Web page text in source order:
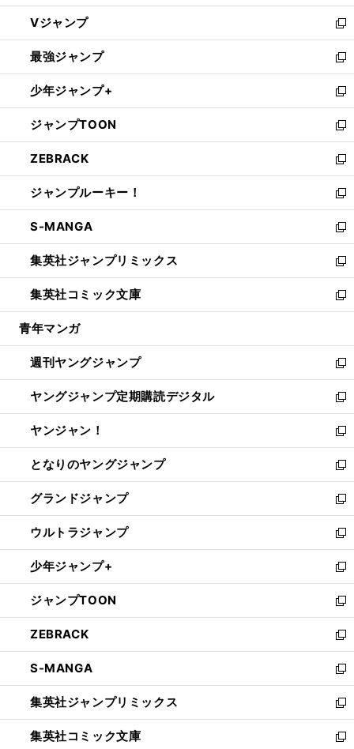
ウ
ィ
ン
ド
ウ
で
開
く
し
い
ウ
ィ
ン
ド
ウ
で
開
く
Vジャンプ
新
し
い
ウ
ィ
ン
ド
ウ
で
開
く
最強ジャンプ
新
し
い
ウ
ィ
ン
ド
ウ
で
開
く
少年ジャンプ+
新
し
い
ウ
ィ
ン
ド
ウ
で
開
く
ジャンプTOON
新
し
い
ウ
ィ
ン
ド
ウ
で
開
く
ZEBRACK
新
し
い
ウ
ィ
ン
ド
ウ
で
開
ジャンプルーキー！
新
し
い
ウ
ィ
ン
ド
ウ
開
く
S-MANGA
新
し
い
ウ
ィ
ン
ウ
で
開
く
集英社ジャンプリミックス
新
し
い
ウ
ン
ド
ウ
で
開
く
集英社コミック文庫
新
し
ウ
ィ
ン
ド
ウ
で
開
く
青年マンガ
週刊ヤングジャンプ
新
し
い
ウ
ィ
ン
ド
ウ
で
開
く
ヤングジャンプ定期購読デジタル
新
し
い
ウ
ィ
ン
ド
ウ
で
開
く
ヤンジャン！
新
し
い
ウ
ィ
ン
ド
ウ
で
開
く
となりのヤングジャンプ
新
し
い
ウ
ィ
ン
ド
ウ
で
開
く
グランドジャンプ
新
し
い
ウ
ィ
ン
ド
ウ
で
開
く
ウルトラジャンプ
新
し
い
ウ
ィ
ン
ド
ウ
で
開
く
少年ジャンプ+
新
し
い
ウ
ィ
ン
ド
ウ
で
開
く
ジャンプTOON
新
し
い
ウ
ィ
ン
ド
ウ
で
ZEBRACK
新
し
い
ウ
ィ
ン
ド
S-MANGA
新
し
い
ウ
ィ
集英社ジャンプリミックス
新
し
い
集英社コミック文庫 新